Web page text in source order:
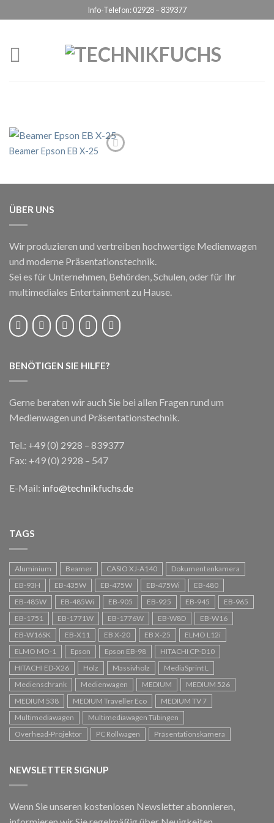
Info-Telefon: 02928 – 839377
Beamer Epson EB X-25
ÜBER UNS
Wir produzieren und vertreiben hochwertige Medienwagen
und moderne Präsentationstechnik.
Sei es für Unternehmen, Behörden, Schulen, oder für Ihr
multimediales Entertainment zu Hause.
BENÖTIGEN SIE HILFE?
Gerne beraten wir auch Sie bei allen Fragen rund um
Medienwagen und Präsentationstechnik.
Tel.: +49 (0) 2928 – 839377
Fax: +49 (0) 2928 – 547
E-Mail: info@technikfuchs.de
TAGS
Aluminium Beamer CASIO XJ-A140
Dokumentenkamera
EB-93H
EB-435W EB-475W EB-475Wi
EB-480
EB-485W
EB-485Wi EB-905 EB-925 EB-945
EB-965
EB-1751
EB-1771W EB-1776W EB-W8D
EB-W16
EB-W16SK
EB-X11 EB X-20 EB X-25
ELMO L12i
ELMO MO-1
Epson Epson EB-98
HITACHI CP-D10
HITACHI ED-X26
Holz Massivholz
MediaSprint L
Medienschrank
Medienwagen MEDIUM
MEDIUM 526
MEDIUM 538
MEDIUM Traveller Eco
MEDIUM TV 7
Multimediawagen
Multimediawagen Tübingen
Overhead-Projektor
PC Rollwagen Präsentationskamera
NEWSLETTER SIGNUP
Wenn Sie unseren kostenlosen Newsletter abonnieren,